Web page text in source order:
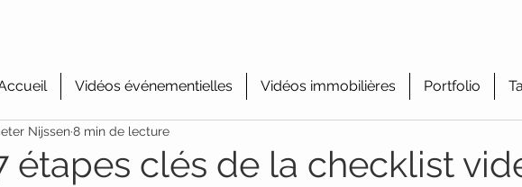
Vidéos événementielles Vidéos immobilières Portfolio
étapes clés de la checklist
Nijssen8 min de lecture